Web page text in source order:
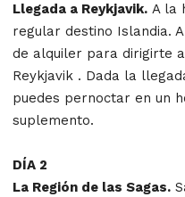
Llegada a Reykjavik. A la
regular destino Islandia.
de alquiler para dirigirte
Reykjavik . Dada la
puedes pernoctar en un
suplemento.
DÍA 2
La Región de las Sagas.